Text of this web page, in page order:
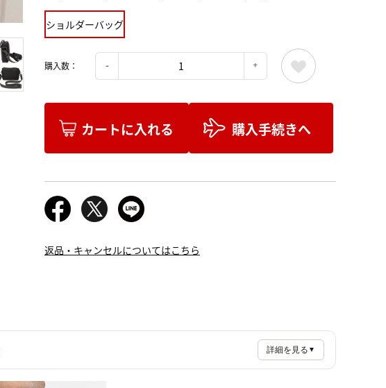
ショルダーバッグ
購入数：
カートに入れる 購入手続きへ
返品・キャンセルについてはこちら
詳細を見る ▼